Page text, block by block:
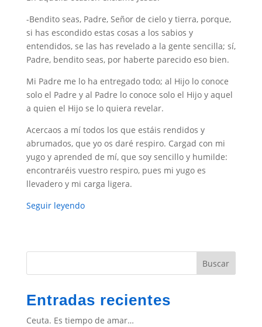
-Bendito seas, Padre, Señor de cielo y tierra, porque,
si has escondido estas cosas a los sabios y
entendidos, se las has revelado a la gente sencilla; sí,
Padre, bendito seas, por haberte parecido eso bien.
Mi Padre me lo ha entregado todo; al Hijo lo conoce
solo el Padre y al Padre lo conoce solo el Hijo y aquel
a quien el Hijo se lo quiera revelar.
Acercaos a mí todos los que estáis rendidos y
abrumados, que yo os daré respiro. Cargad con mi
yugo y aprended de mí, que soy sencillo y humilde:
encontraréis vuestro respiro, pues mi yugo es
llevadero y mi carga ligera.
Seguir leyendo
Buscar
Entradas recientes
Ceuta. Es tiempo de amar…